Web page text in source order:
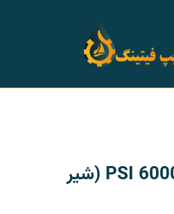
شیر خودکار میل استنلس استیل 316 فشار 6000 PSI (شیر